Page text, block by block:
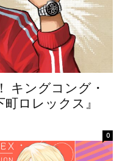
キングコング・
ロレックス』
0